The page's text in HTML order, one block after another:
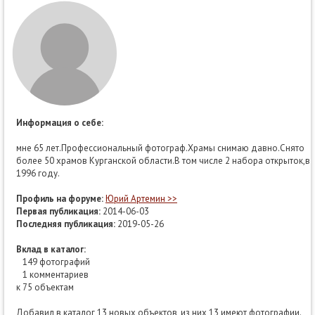
Информация о себе:
мне 65 лет.Профессиональный фотограф.Храмы снимаю давно.Снято
более 50 храмов Курганской области.В том числе 2 набора открыток,в
1996 году.
Профиль на форуме:Юрий Артемин >>
Первая публикация: 2014-06-03
Последняя публикация: 2019-05-26
Вклад в каталог:
149 фотографий
1 комментариев
к 75 объектам
Добавил в каталог 13 новых объектов, из них 13 имеют фотографии.